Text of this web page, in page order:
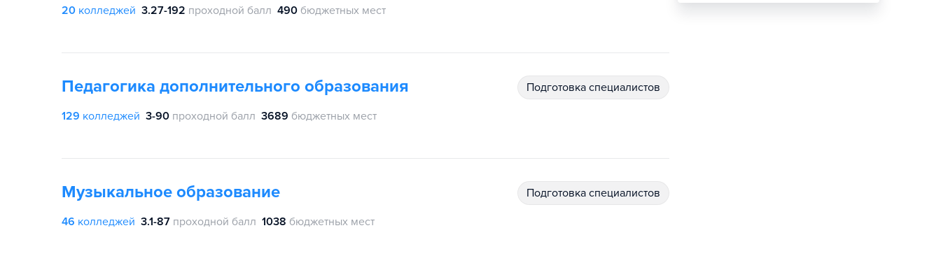
20 колледжей 3.27-192 проходной балл 490 бюджетных мест
Педагогика дополнительного образования подготовка специалистов
129 колледжей 3-90 проходной балл 3689 бюджетных мест
Музыкальное образование подготовка специалистов
46 колледжей 3.1-87 проходной балл 1038 бюджетных мест